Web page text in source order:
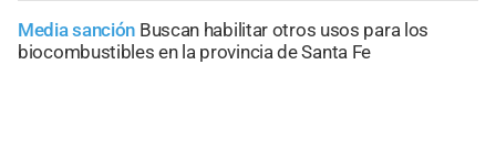
Media sanción Buscan habilitar otros usos para los
biocombustibles en la provincia de Santa Fe